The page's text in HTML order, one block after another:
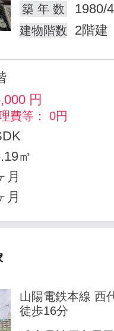
築 年 数
1980/
建物階数 2階建
円
費等： 0円
㎡
月
月
山陽電鉄本線 西
徒歩16分